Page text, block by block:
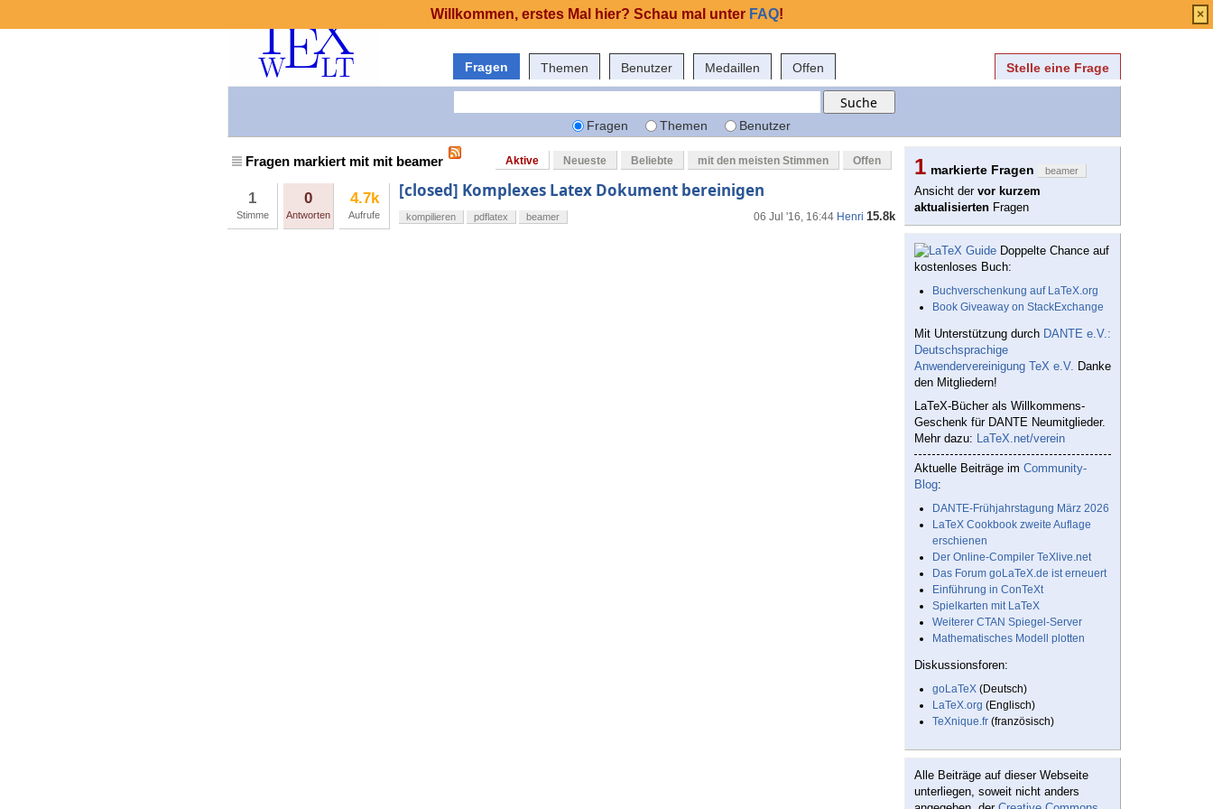
Fragen Themen Benutzer Medaillen Offen Stelle eine Frage
Fragen Themen Benutzer
Fragen markiert mit mit beamer Aktive Neueste Beliebte mit den meisten Stimmen Offen
1
Stimme
0
Antworten
4.7k
Aufrufe
[closed] Komplexes Latex Dokument bereinigen
06 Jul '16, 16:44 Henri 15.8k
kompilieren pdflatex beamer
1 markierte Fragen beamer
Ansicht der vor kurzem
aktualisierten Fragen
Doppelte Chance auf
kostenloses Buch:
Buchverschenkung auf LaTeX.org
Book Giveaway on StackExchange
Mit Unterstützung durch DANTE e.V.:
Deutschsprachige
Anwendervereinigung TeX e.V. Danke
den Mitgliedern!
LaTeX-Bücher als Willkommens-
Geschenk für DANTE Neumitglieder.
Mehr dazu: LaTeX.net/verein
Aktuelle Beiträge im Community-
Blog:
DANTE-Frühjahrstagung März 2026
LaTeX Cookbook zweite Auflage
erschienen
Der Online-Compiler TeXlive.net
Das Forum goLaTeX.de ist erneuert
Einführung in ConTeXt
Spielkarten mit LaTeX
Weiterer CTAN Spiegel-Server
Mathematisches Modell plotten
Diskussionsforen:
goLaTeX (Deutsch)
LaTeX.org (Englisch)
TeXnique.fr (französisch)
Alle Beiträge auf dieser Webseite
unterliegen, soweit nicht anders
Willkommen, erstes Mal hier? Schau mal unter FAQ! ×